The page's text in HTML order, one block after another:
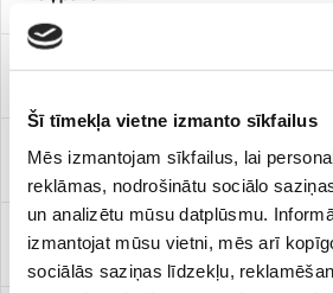
Šī tīmekļa vietne izmanto sīkfailus
Mēs izmantojam sīkfailus, lai
reklāmas, nodrošinātu sociālo
un analizētu mūsu datplūsmu.
izmantojat mūsu vietni, mēs arī
sociālās saziņas līdzekļu,
Онколог
Остеопатия
Оториноларингология